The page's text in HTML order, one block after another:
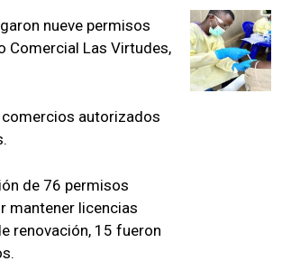
nueve permisos
Comercial Las Virtudes,
autorizados
de 76 permisos
mantener licencias
renovación, 15 fueron